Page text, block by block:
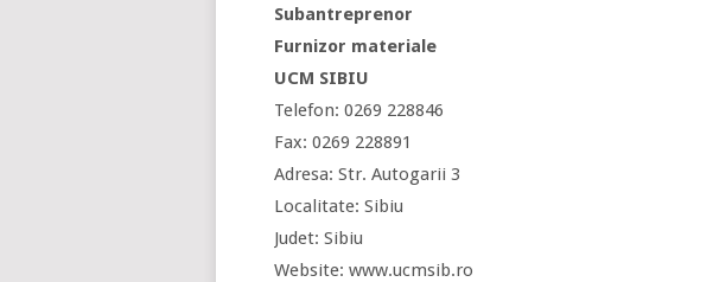
Subantreprenor
Furnizor materiale
UCM SIBIU
Telefon: 0269 228846
Fax: 0269 228891
Adresa: Str. Autogarii 3
Localitate: Sibiu
Judet: Sibiu
Website: www.ucmsib.ro